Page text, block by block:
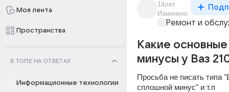
Моя лента
Пространства
В ТОПЕ НА ОТВЕТАХ
Информационные технологии
14лет
Изменено
Ремонт и
Какие
минусы у Ваз
Просьба не писать типа
сплошной минус" и т.п